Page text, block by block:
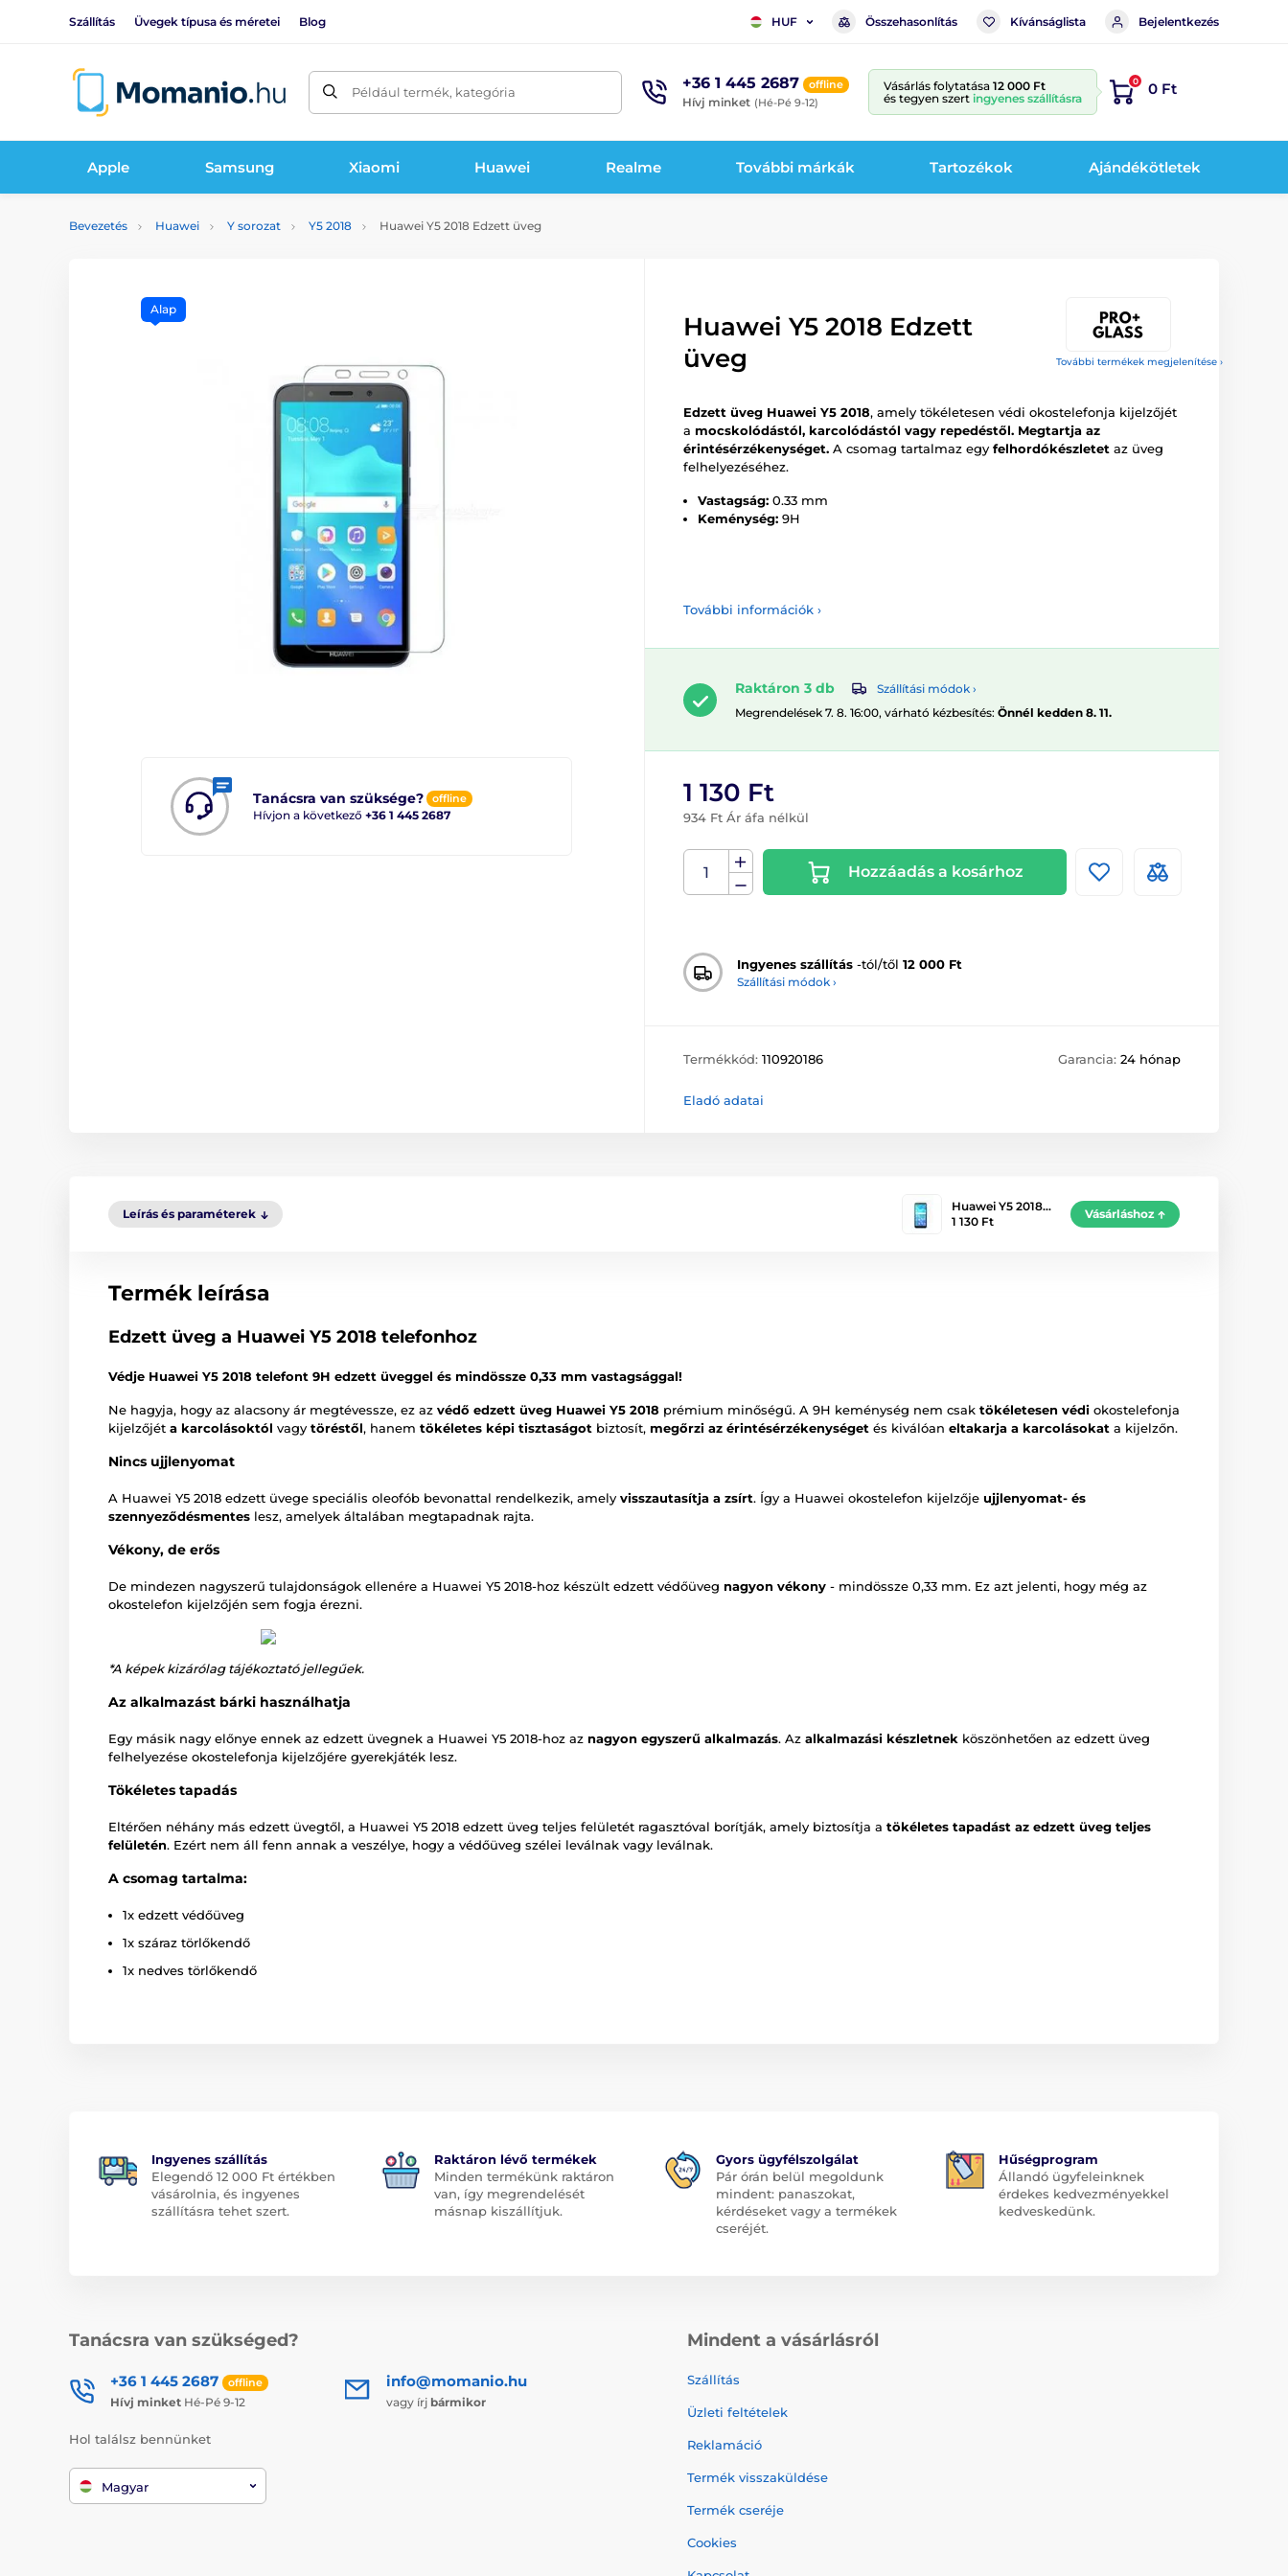
Szállítás Üvegek típusa és méretei Blog HUF Összehasonlítás Kívánságlista Bejelentkezés
Például termék, kategória +36 1 445 2687 offline
Hívj minket (Hé-Pé 9-12)
Vásárlás folytatása 12 000 Ft
és tegyen szert ingyenes szállításra
0 0 Ft
Apple Samsung Xiaomi Huawei Realme További márkák Tartozékok Ajándékötletek
Bevezetés Huawei Y sorozat Y5 2018 Huawei Y5 2018 Edzett üveg
További termékek megjelenítése ›
Tanácsra van szüksége? offline
Hívjon a következő +36 1 445 2687
Alap
Huawei Y5 2018 Edzett
üveg
Edzett üveg Huawei Y5 2018, amely tökéletesen védi okostelefonja kijelzőjét
a mocskolódástól, karcolódástól vagy repedéstől. Megtartja az
érintésérzékenységet. A csomag tartalmaz egy felhordókészletet az üveg
felhelyezéséhez.
Vastagság: 0.33 mm
Keménység: 9H
További információk ›
Raktáron 3 db
Szállítási módok ›
Megrendelések 7. 8. 16:00, várható kézbesítés: Önnél kedden 8. 11.
1 130 Ft
934 Ft Ár áfa nélkül
Hozzáadás a kosárhoz
Ingyenes szállítás -tól/től 12 000 Ft
Szállítási módok ›
Termékkód: 110920186 Garancia: 24 hónap
Eladó adatai
Leírás és paraméterek
Huawei Y5 2018…
1 130 Ft
Vásárláshoz
Termék leírása
Edzett üveg a Huawei Y5 2018 telefonhoz
Védje Huawei Y5 2018 telefont 9H edzett üveggel és mindössze 0,33 mm vastagsággal!
Ne hagyja, hogy az alacsony ár megtévessze, ez az védő edzett üveg Huawei Y5 2018 prémium minőségű. A 9H keménység nem csak tökéletesen védi okostelefonja
kijelzőjét a karcolásoktól vagy töréstől, hanem tökéletes képi tisztaságot biztosít, megőrzi az érintésérzékenységet és kiválóan eltakarja a karcolásokat a kijelzőn.
Nincs ujjlenyomat
A Huawei Y5 2018 edzett üvege speciális oleofób bevonattal rendelkezik, amely visszautasítja a zsírt. Így a Huawei okostelefon kijelzője ujjlenyomat- és
szennyeződésmentes lesz, amelyek általában megtapadnak rajta.
Vékony, de erős
De mindezen nagyszerű tulajdonságok ellenére a Huawei Y5 2018-hoz készült edzett védőüveg nagyon vékony - mindössze 0,33 mm. Ez azt jelenti, hogy még az
okostelefon kijelzőjén sem fogja érezni.
*A képek kizárólag tájékoztató jellegűek.
Az alkalmazást bárki használhatja
Egy másik nagy előnye ennek az edzett üvegnek a Huawei Y5 2018-hoz az nagyon egyszerű alkalmazás. Az alkalmazási készletnek köszönhetően az edzett üveg
felhelyezése okostelefonja kijelzőjére gyerekjáték lesz.
Tökéletes tapadás
Eltérően néhány más edzett üvegtől, a Huawei Y5 2018 edzett üveg teljes felületét ragasztóval borítják, amely biztosítja a tökéletes tapadást az edzett üveg teljes
felületén. Ezért nem áll fenn annak a veszélye, hogy a védőüveg szélei leválnak vagy leválnak.
A csomag tartalma:
1x edzett védőüveg
1x száraz törlőkendő
1x nedves törlőkendő
Ingyenes szállítás
Elegendő 12 000 Ft értékben
vásárolnia, és ingyenes
szállításra tehet szert.
Raktáron lévő termékek
Minden termékünk raktáron
van, így megrendelését
másnap kiszállítjuk.
Gyors ügyfélszolgálat
Pár órán belül megoldunk
mindent: panaszokat,
kérdéseket vagy a termékek
cseréjét.
Hűségprogram
Állandó ügyfeleinknek
érdekes kedvezményekkel
kedveskedünk.
Tanácsra van szükséged?
+36 1 445 2687 offline
Hívj minket Hé-Pé 9-12
info@momanio.hu
vagy írj bármikor
Hol találsz bennünket
Magyar
Mindent a vásárlásról
Szállítás
Üzleti feltételek
Reklamáció
Termék visszaküldése
Termék cseréje
Cookies